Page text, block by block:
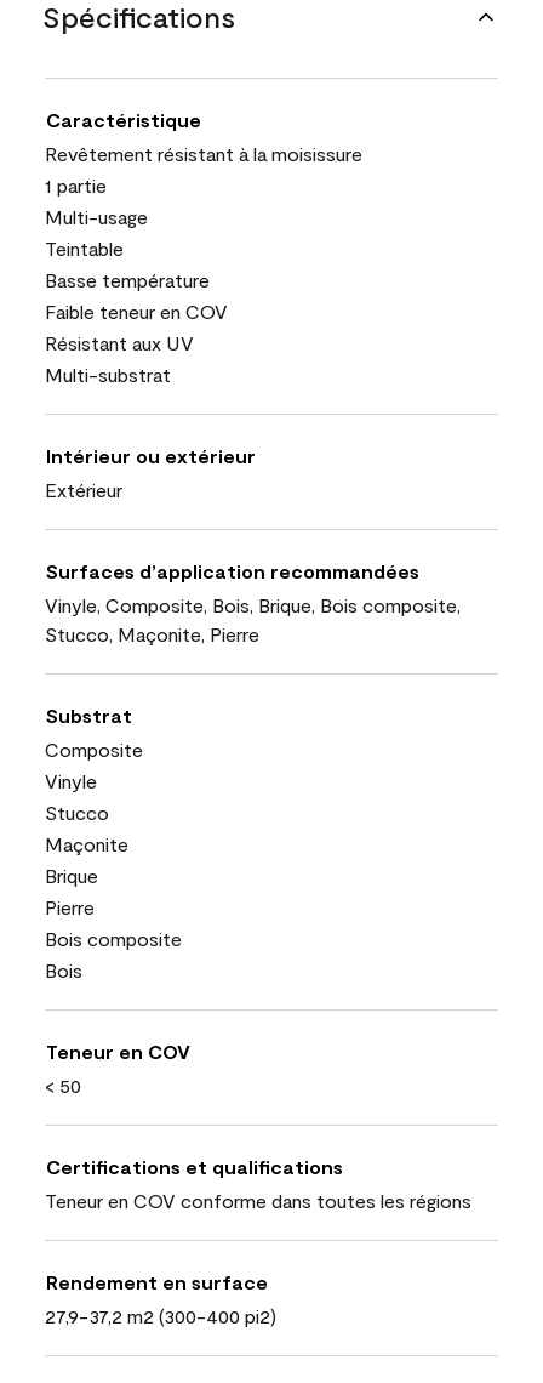
Spécifications
Caractéristique
Revêtement résistant à la moisissure
1 partie
Multi-usage
Teintable
Basse température
Faible teneur en COV
Résistant aux UV
Multi-substrat
Intérieur ou extérieur
Extérieur
Surfaces d’application recommandées
Vinyle, Composite, Bois, Brique, Bois composite,
Stucco, Maçonite, Pierre
Substrat
Composite
Vinyle
Stucco
Maçonite
Brique
Pierre
Bois composite
Bois
Teneur en COV
< 50
Certifications et qualifications
Teneur en COV conforme dans toutes les régions
Rendement en surface
27,9-37,2 m2 (300-400 pi2)